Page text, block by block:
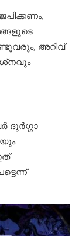
ജപിക്കണം,
അറിവ്
ദുര്‍ഗ്ഗാ